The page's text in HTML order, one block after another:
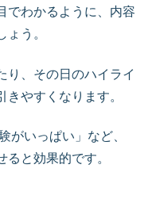
でわかるように、内容
う。
り、その日のハイライ
きやすくなります。
がいっぱい」など、
と効果的です。